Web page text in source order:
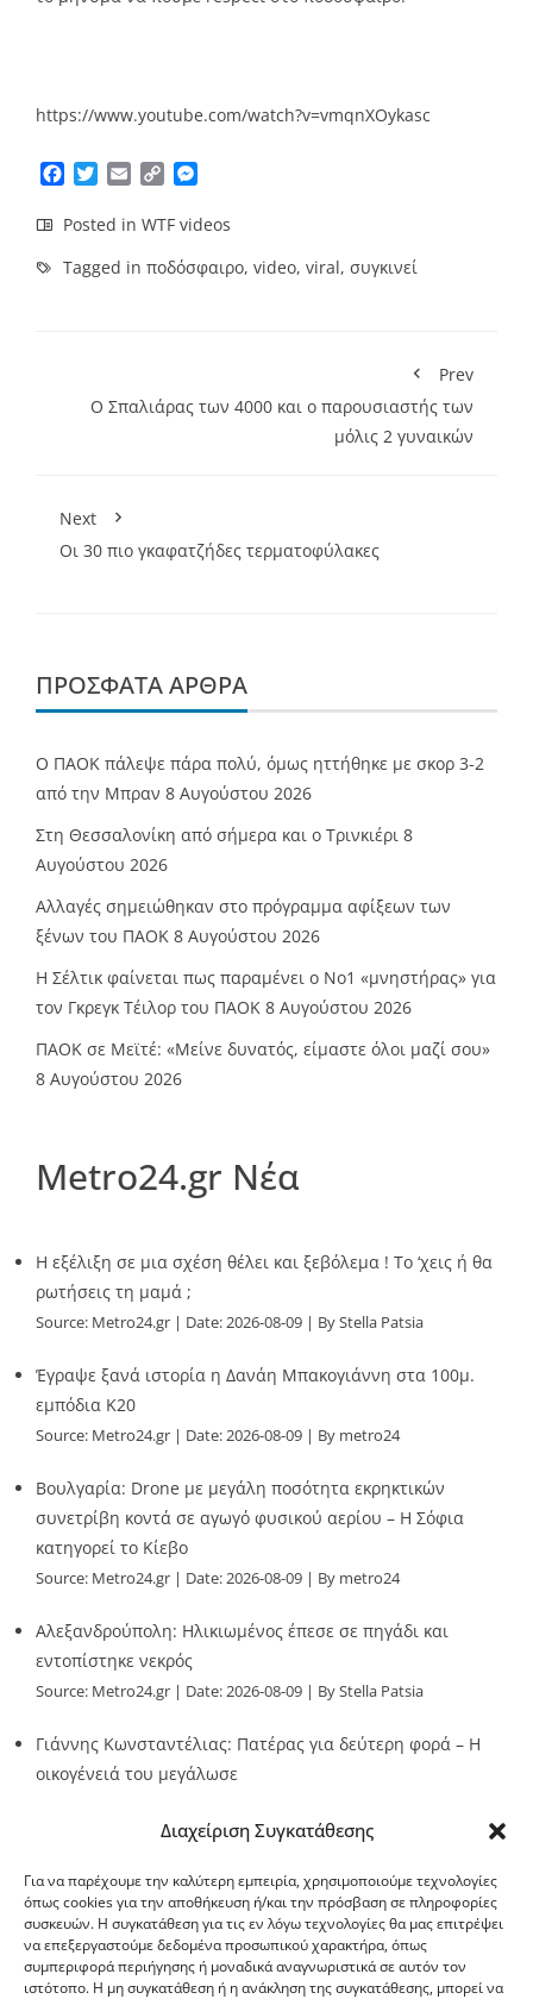
Διαχείριση Συγκατάθεσης
Για να παρέχουμε την καλύτερη εμπειρία, χρησιμοποιούμε τεχνολογίες
όπως cookies για την αποθήκευση ή/και την πρόσβαση σε πληροφορίες
συσκευών. Η συγκατάθεση για τις εν λόγω τεχνολογίες θα μας επιτρέψει
να επεξεργαστούμε δεδομένα προσωπικού χαρακτήρα, όπως
συμπεριφορά περιήγησης ή μοναδικά αναγνωριστικά σε αυτόν τον
ιστότοπο. Η μη συγκατάθεση ή η ανάκληση της συγκατάθεσης, μπορεί να
https://www.youtube.com/watch?v=vmqnXOykasc
Facebook
TwitterEmailCopy
Posted in WTF videos
Tagged in ποδόσφαιρο, video, viral, συγκινεί
Prev
Ο Σπαλιάρας των 4000 και ο παρουσιαστής των
μόλις 2 γυναικών
Next
Οι 30 πιο γκαφατζήδες τερματοφύλακες
ΠΡΌΣΦΑΤΑ ΆΡΘΡΑ
Ο ΠΑΟΚ πάλεψε πάρα πολύ, όμως ηττήθηκε με σκορ 3-2
από την Μπραν 8 Αυγούστου 2026
Στη Θεσσαλονίκη από σήμερα και ο Τρινκιέρι 8
Αυγούστου 2026
Αλλαγές σημειώθηκαν στο πρόγραμμα αφίξεων των
ξένων του ΠΑΟΚ 8 Αυγούστου 2026
Η Σέλτικ φαίνεται πως παραμένει ο Νο1 «μνηστήρας» για
τον Γκρεγκ Τέιλορ του ΠΑΟΚ 8 Αυγούστου 2026
ΠΑΟΚ σε Μεϊτέ: «Μείνε δυνατός, είμαστε όλοι μαζί σου»
8 Αυγούστου 2026
Metro24.gr Νέα
Η εξέλιξη σε μια σχέση θέλει και ξεβόλεμα ! Το ‘χεις ή θα
ρωτήσεις τη μαμά ;
Source: Metro24.gr Date: 2026-08-09 By Stella Patsia
Έγραψε ξανά ιστορία η Δανάη Μπακογιάννη στα 100μ.
εμπόδια Κ20
Source: Metro24.gr Date: 2026-08-09 By metro24
Βουλγαρία: Drone με μεγάλη ποσότητα εκρηκτικών
συνετρίβη κοντά σε αγωγό φυσικού αερίου – Η Σόφια
κατηγορεί το Κίεβο
Source: Metro24.gr Date: 2026-08-09 By metro24
Αλεξανδρούπολη: Ηλικιωμένος έπεσε σε πηγάδι και
εντοπίστηκε νεκρός
Source: Metro24.gr Date: 2026-08-09 By Stella Patsia
Γιάννης Κωνσταντέλιας: Πατέρας για δεύτερη φορά – Η
οικογένειά του μεγάλωσε
G-point.gr